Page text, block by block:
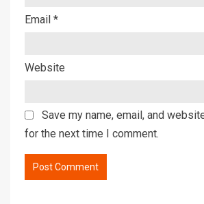
Email *
Website
Save my name, email, and
for the next time I comment.